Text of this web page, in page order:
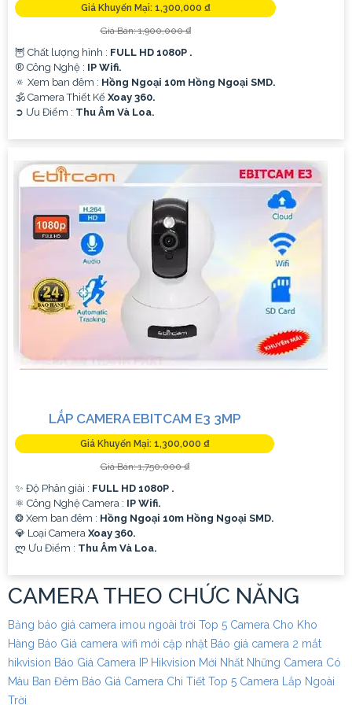
Giá Khuyến Mại: 1,300,000 ₫
Giá Bán: 1,900,000 ₫
🦉 Chất lượng hình : FULL HD 1080P .
®️ Công Nghệ : IP Wifi.
🔅 Xem ban đêm : Hồng Ngoại 10m Hồng Ngoại SMD.
🕉️ Camera Thiết Kế Xoay 360.
️➲ Ưu Điểm : Thu Âm Và Loa.
LẮP CAMERA EBITCAM E3 3MP
Giá Khuyến Mại: 1,300,000 ₫
Giá Bán: 1,750,000 ₫
✨ Độ Phân giải : FULL HD 1080P .
⚛️ Công Nghệ Camera : IP Wifi.
❂ Xem ban đêm : Hồng Ngoại 10m Hồng Ngoại SMD.
💎 Loại Camera Xoay 360.
️ლ Ưu Điểm : Thu Âm Và Loa.
CAMERA THEO CHỨC NĂNG
Bảng báo giá camera imou ngoài trời Top 5 Camera Cho Kho
Hàng Báo Giá camera wifi mới cập nhật Báo giá camera 2 mắt
hikvision Báo Giá Camera IP Hikvision Mới Nhất Những Camera Có
Màu Ban Đêm Báo Giá Camera Chi Tiết Top 5 Camera Lắp Ngoài
Trời